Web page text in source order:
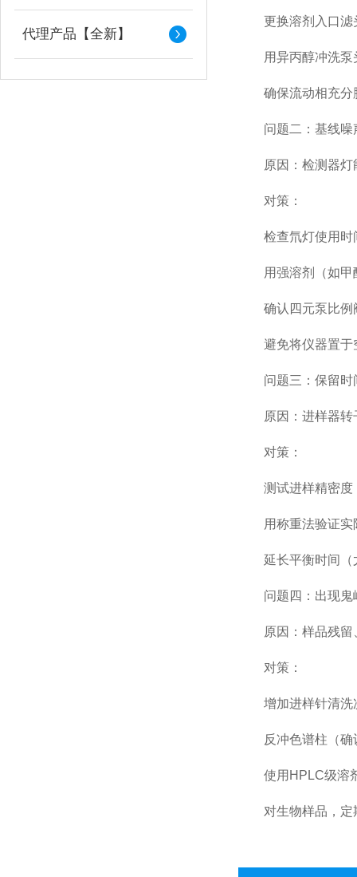
代理产品【全新】
更换溶剂入口滤
用异丙醇冲洗泵
确保流动相充分
问题二：基线噪
原因：检测器灯能
对策：
检查氘灯使用时
用强溶剂（如甲
确认四元泵比例
避免将仪器置于
问题三：保留时
原因：进样器转子
对策：
测试进样精密度：
用称重法验证实
延长平衡时间（
问题四：出现鬼
原因：样品残留
对策：
增加进样针清洗
反冲色谱柱（确
使用HPLC级溶剂
对生物样品，定